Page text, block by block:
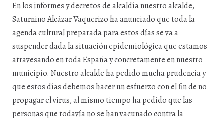
En los informes y decretos de alcaldía nuestro alcalde,
Saturnino Alcázar Vaquerizo ha anunciado que toda la
agenda cultural preparada para estos días se va a
suspender dada la situación epidemiológica que estamos
atravesando en toda España y concretamente en nuestro
municipio. Nuestro alcalde ha pedido mucha prudencia y
que estos días debemos hacer un esfuerzo con el fin de no
propagar el virus, al mismo tiempo ha pedido que las
personas que todavía no se han vacunado contra la